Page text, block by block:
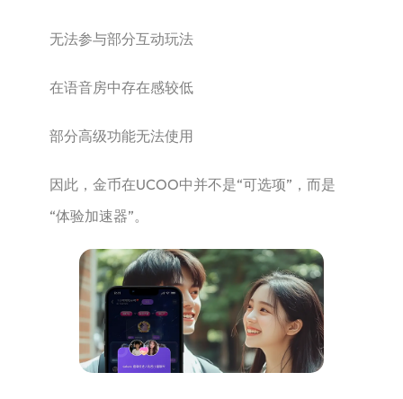
无法参与部分互动玩法
在语音房中存在感较低
部分高级功能无法使用
因此，金币在UCOO中并不是“可选项”，而是
“体验加速器”。